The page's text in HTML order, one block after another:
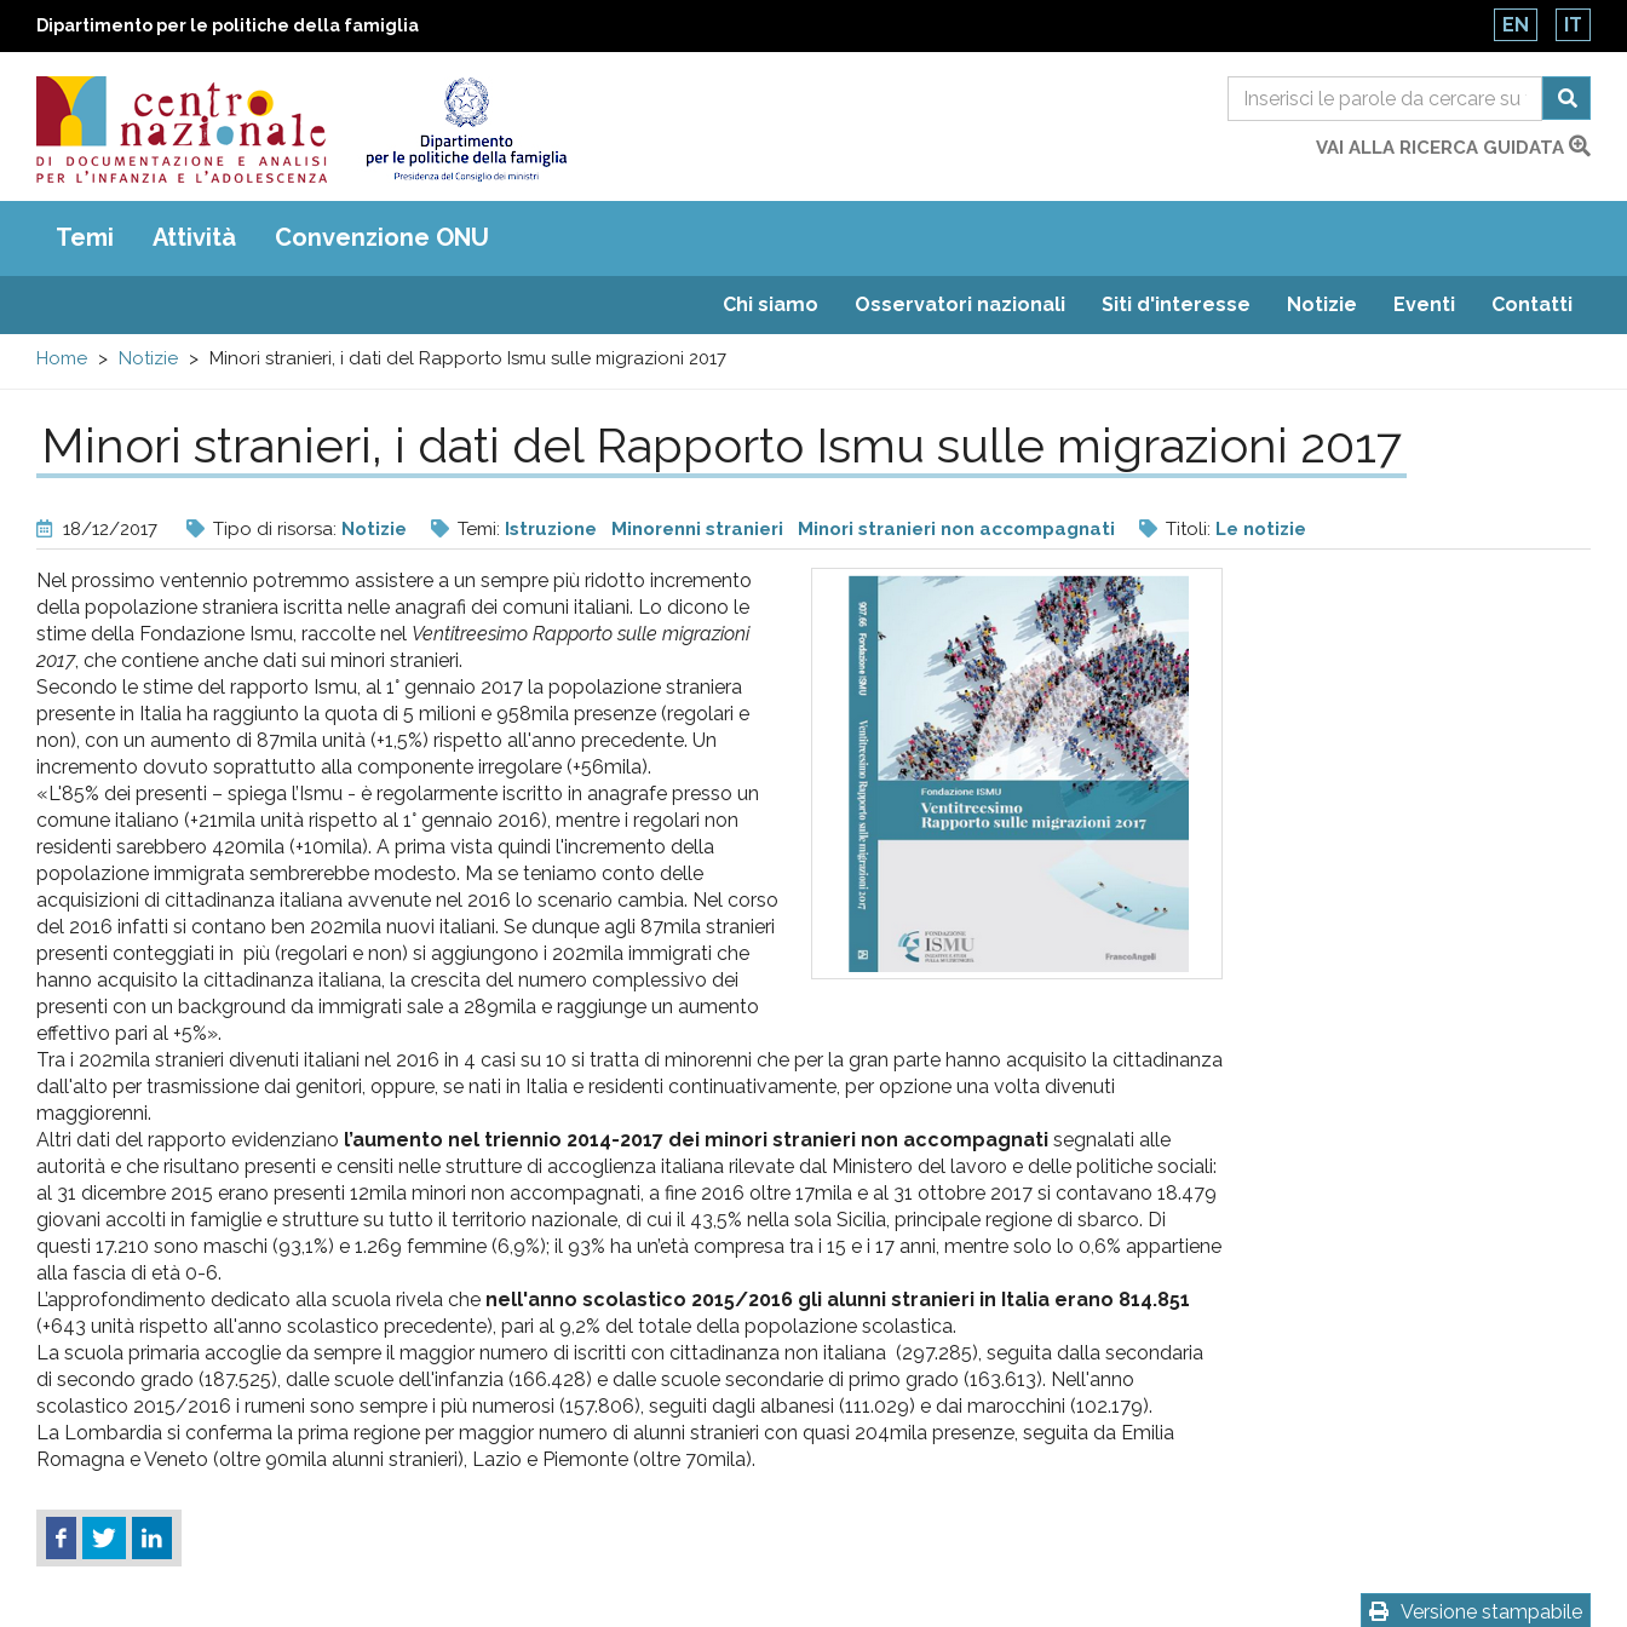
Dipartimento per le politiche della famiglia EN IT
Centro
nazionale
di
e
analisi
pr
l'infanzia
e
l'adolescenza
VAI ALLA RICERCA GUIDATA
Main
menu
Temi Attività Convenzione ONU
Chi siamo Osservatori nazionali Siti d'interesse Notizie Eventi Contatti
Home Notizie Minori stranieri, i dati del Rapporto Ismu sulle migrazioni 2017
Minori stranieri, i dati del Rapporto Ismu sulle migrazioni 2017
18/12/2017 Tipo di risorsa: Notizie Temi: Istruzione Minorenni stranieri Minori stranieri non accompagnati Titoli: Le notizie
Nel prossimo ventennio potremmo assistere a un sempre più ridotto incremento
della popolazione straniera iscritta nelle anagrafi dei comuni italiani. Lo dicono le
stime della Fondazione Ismu, raccolte nel Ventitreesimo Rapporto sulle migrazioni
2017, che contiene anche dati sui minori stranieri.
Secondo le stime del rapporto Ismu, al 1° gennaio 2017 la popolazione straniera
presente in Italia ha raggiunto la quota di 5 milioni e 958mila presenze (regolari e
non), con un aumento di 87mila unità (+1,5%) rispetto all'anno precedente. Un
incremento dovuto soprattutto alla componente irregolare (+56mila).
«L'85% dei presenti – spiega l’Ismu - è regolarmente iscritto in anagrafe presso un
comune italiano (+21mila unità rispetto al 1° gennaio 2016), mentre i regolari non
residenti sarebbero 420mila (+10mila). A prima vista quindi l'incremento della
popolazione immigrata sembrerebbe modesto. Ma se teniamo conto delle
acquisizioni di cittadinanza italiana avvenute nel 2016 lo scenario cambia. Nel corso
del 2016 infatti si contano ben 202mila nuovi italiani. Se dunque agli 87mila stranieri
presenti conteggiati in più (regolari e non) si aggiungono i 202mila immigrati che
hanno acquisito la cittadinanza italiana, la crescita del numero complessivo dei
presenti con un background da immigrati sale a 289mila e raggiunge un aumento
effettivo pari al +5%».
Tra i 202mila stranieri divenuti italiani nel 2016 in 4 casi su 10 si tratta di minorenni che per la gran parte hanno acquisito la cittadinanza
dall'alto per trasmissione dai genitori, oppure, se nati in Italia e residenti continuativamente, per opzione una volta divenuti
maggiorenni.
Altri dati del rapporto evidenziano l’aumento nel triennio 2014-2017 dei minori stranieri non accompagnati segnalati alle
autorità e che risultano presenti e censiti nelle strutture di accoglienza italiana rilevate dal Ministero del lavoro e delle politiche sociali:
al 31 dicembre 2015 erano presenti 12mila minori non accompagnati, a fine 2016 oltre 17mila e al 31 ottobre 2017 si contavano 18.479
giovani accolti in famiglie e strutture su tutto il territorio nazionale, di cui il 43,5% nella sola Sicilia, principale regione di sbarco. Di
questi 17.210 sono maschi (93,1%) e 1.269 femmine (6,9%); il 93% ha un’età compresa tra i 15 e i 17 anni, mentre solo lo 0,6% appartiene
alla fascia di età 0-6.
L’approfondimento dedicato alla scuola rivela che nell'anno scolastico 2015/2016 gli alunni stranieri in Italia erano 814.851
(+643 unità rispetto all'anno scolastico precedente), pari al 9,2% del totale della popolazione scolastica.
La scuola primaria accoglie da sempre il maggior numero di iscritti con cittadinanza non italiana (297.285), seguita dalla secondaria
di secondo grado (187.525), dalle scuole dell'infanzia (166.428) e dalle scuole secondarie di primo grado (163.613). Nell'anno
scolastico 2015/2016 i rumeni sono sempre i più numerosi (157.806), seguiti dagli albanesi (111.029) e dai marocchini (102.179).
La Lombardia si conferma la prima regione per maggior numero di alunni stranieri con quasi 204mila presenze, seguita da Emilia
Romagna e Veneto (oltre 90mila alunni stranieri), Lazio e Piemonte (oltre 70mila).
Versione stampabile